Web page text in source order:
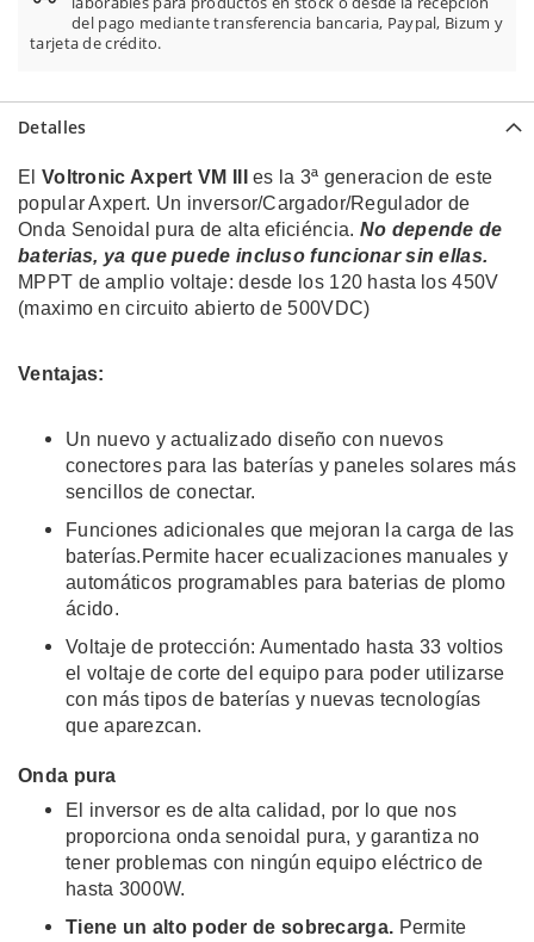
del pago mediante transferencia bancaria, Paypal, Bizum y
tarjeta de crédito.
Detalles
El Voltronic Axpert VM III
es la 3ª generacion de este
popular Axpert. Un inversor/Cargador/Regulador de
Onda Senoidal pura de alta eficiéncia. No depende de
baterias, ya que puede incluso funcionar sin ellas.
MPPT de amplio voltaje: desde los 120 hasta los 450V
(maximo en circuito abierto de 500VDC)
Ventajas:
Un nuevo y actualizado diseño con nuevos
conectores para las baterías y paneles solares más
sencillos de conectar.
Funciones adicionales que mejoran la carga de las
baterías.Permite hacer ecualizaciones manuales y
automáticos programables para baterias de plomo
ácido.
Voltaje de protección: Aumentado hasta 33 voltios
el voltaje de corte del equipo para poder utilizarse
con más tipos de baterías y nuevas tecnologías
que aparezcan.
Onda pura
El inversor es de alta calidad, por lo que nos
proporciona onda senoidal pura, y garantiza no
tener problemas con ningún equipo eléctrico de
hasta 3000W.
Tiene un alto poder de sobrecarga. Permite